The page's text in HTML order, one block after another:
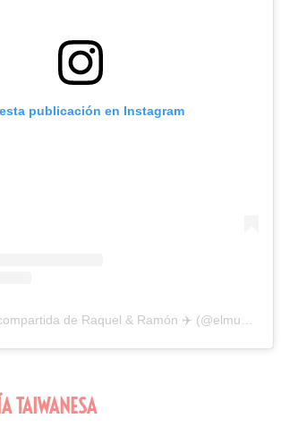
publicación en Instagram
TAIWANESA